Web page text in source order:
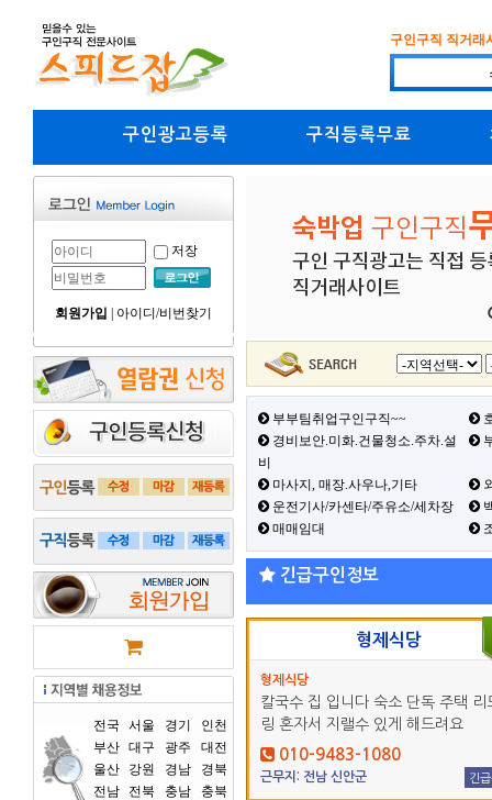
구인구직 직거래
구인광고등록 구직등록무료
저장
회원가입 아이디/비번찾기
전국 서울 경기
인천
부산 대구 광주
대전
울산
강원 경남
경북
전남
전북 충남
충북
부부팀취업구인구직~~
경비보안.미화.건물청소.주차.설
비
마사지, 매장.사우나,기타
운전기사/카센타/주유소/세차장
매매임대
긴급구인정보
형제식당
형제식당
칼국수 집 입니다 숙소 단독 주택 리
링 혼자서 지랠수 있게 해드려요
010-9483-1080
근무지: 전남 신안군 긴